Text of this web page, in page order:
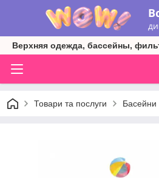
Верхняя одежда, бассейны,
Товари та послуги Басейни